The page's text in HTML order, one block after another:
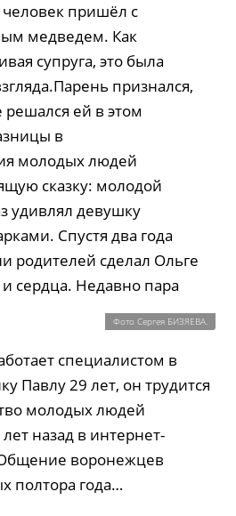
пришёл с
медведем. Как
супруга, это была
признался,
ей в этом
в
молодых людей
сказку: молодой
удивлял девушку
Спустя два года
родителей сделал Ольге
сердца. Недавно пара
Фото Сергея БИЗЯЕВА.
специалистом в
Павлу 29 лет, он трудится
молодых людей
назад в интернет-
воронежцев
полтора года…